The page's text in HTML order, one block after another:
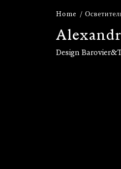
Home
Alexandr
Design